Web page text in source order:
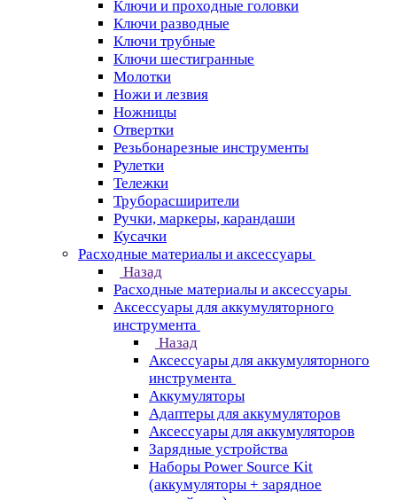
Ключи и проходные головки
Ключи разводные
Ключи трубные
Ключи шестигранные
Молотки
Ножи и лезвия
Ножницы
Отвертки
Резьбонарезные инструменты
Рулетки
Тележки
Труборасширители
Ручки, маркеры, карандаши
Кусачки
Расходные материалы и аксессуары
Назад
Расходные материалы и аксессуары
Аксессуары для аккумуляторного
инструмента
Назад
Аксессуары для аккумуляторного
инструмента
Aккумуляторы
Адаптеры для аккумуляторов
Аксессуары для аккумуляторов
Зарядные устройства
Наборы Power Source Kit
(аккумуляторы + зарядное